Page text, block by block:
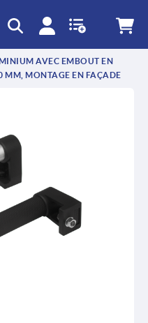
AVEC EMBOUT EN
MM, MONTAGE EN FAÇADE